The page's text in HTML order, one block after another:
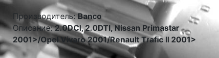
Производитель:Banco
Описание:2.0DCI, 2.0DTI, Nissan Primastar
2001>/Opel Vivaro 2001/Renault Trafic II 2001>